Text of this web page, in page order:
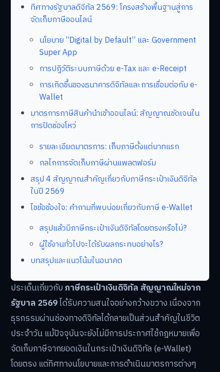
ทิศทางรัฐบาลดิจิทัล 2569: โครงสร้างพื้นฐานสู่การ
จัดเก็บภาษีออนไลน์
นโยบาย “Digital by Default” และ Government
Super App
การปฏิวัติระบบภาษีด้วย e-Tax และ e-Receipt
การเกิดขึ้นของธนาคารดิจิทัลและการเชื่อมต่อกับ e-
Wallet
มาตรการภาษีสินค้านำเข้าออนไลน์: สัญญาณชัดเจนใน
การปิดช่องโหว่
รายละเอียดมาตรการ: เก็บภาษีตั้งแต่บาทแรก
กลไกการจัดเก็บภาษีผ่านแพลตฟอร์ม
สรุป 4 สัญญาณสำคัญเกี่ยวกับภาษีกระเป๋าเงินดิจิทัล
ในปี 2569
ไขข้อข้องใจ: คำถามที่พบบ่อยเกี่ยวกับภาษี e-Wallet
สรุปแล้วมีภาษีกระเป๋าเงินดิจิทัลโดยตรงหรือไม่?
ผู้ใช้งานทั่วไปจะได้รับผลกระทบอย่างไร?
บทสรุปและแนวโน้มในอนาคต
ประเด็นเกี่ยวกับภาษีกระเป๋าเงินดิจิทัล สัญญาณใหม่จาก
รัฐบาล 2569ได้รับความสนใจอย่างกว้างขวาง เนื่องจาก
ธุรกรรมผ่านช่องทางดิจิทัลได้กลายเป็นส่วนสำคัญในชีวิต
ประจำวัน แม้ปัจจุบันจะยังไม่มีการประกาศใช้กฎหมายเพื่อ
จัดเก็บภาษีจากยอดเงินในกระเป๋าเงินดิจิทัล (e-Wallet)
โดยตรง แต่ทิศทางนโยบายและการดำเนินมาตรการต่างๆ